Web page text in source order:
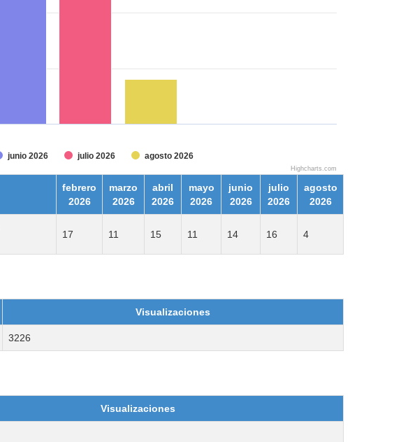
junio 2026 julio 2026 agosto 2026
Highcharts.com
febrero
2026
marzo
2026
abril
2026
mayo
2026
junio
2026
julio
2026
agosto
2026
17 11 15 11 14 16 4
Visualizaciones
3226
Visualizaciones